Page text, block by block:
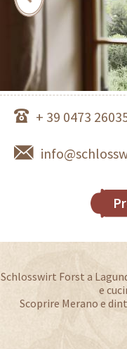
+ 39 0473
Schlosswirt Forst a
e
Scoprire Merano e